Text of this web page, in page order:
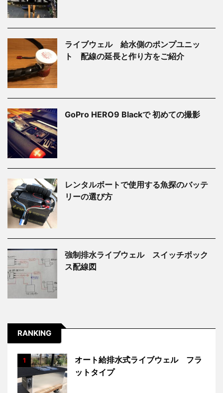
ライブウェル 給水側のポンプユニッ
ト 配線の延長と作り方をご紹介
GoPro HERO9 Blackで 初めての撮影
レンタルボートで使用する魚探のバッテ
リーの選び方
強制排水ライブウェル スイッチボック
ス配線図
RANKING
1
オート給排水式ライブウェル フラ
ットタイプ